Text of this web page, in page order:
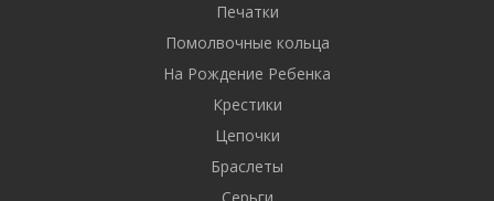
Печатки
Помолвочные кольца
На Рождение Ребенка
Крестики
Цепочки
Браслеты